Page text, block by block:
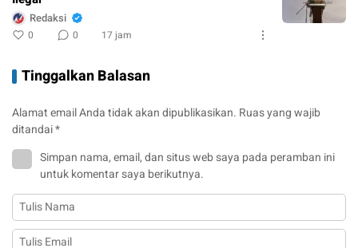
Redaksi
0 0 17 jam
Tinggalkan Balasan
Alamat email Anda tidak akan dipublikasikan. Ruas yang wajib
ditandai*
Simpan nama, email, dan situs web saya pada peramban ini
untuk komentar saya berikutnya.